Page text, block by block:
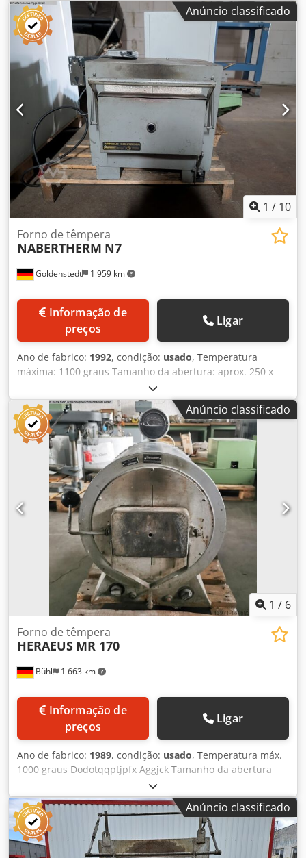
mm Peso da máquina: aprox. 120 kg Comando: "Program
Controller S8" Neste forno foi exclusivamente queimada
cerâmica. Dsdpfozcq Dksx Aggjck O forno possui um
consumo de energia muito baixo. Suporte não incluído no
preço.
Anúncio classificado
1 / 10
Goldenstedt 1 959 km
Forno de têmpera
NABERTHERM N7
preços
Ligar
Ano de fabrico: 1992, condição: usado, Temperatura
máxima: 1100 graus Tamanho da abertura: aprox. 250 x
120 mm Profundidade da câmara: aprox. 290 / 310 mm
Dodpfow Rrf Sox Aggjck Potência de aquecimento: 2,7 kW
Controle: 'Thermocomputer TC 5040'Anúncio classificado
1 / 6
Bühl 1 663 km
Forno de têmpera
HERAEUS MR 170
preços
Ligar
Ano de fabrico: 1989, condição: usado, Temperatura máx.
1000 graus Dodotqqptjpfx Aggjck Tamanho da abertura
170 x 90 mm Profundidade da câmara 280 mm Potência
total necessária 3 kW Peso da máquina aprox. 80 kg
Dimensões C x L x A 0,7 x 0,55 x 0,72 mAnúncio classificado